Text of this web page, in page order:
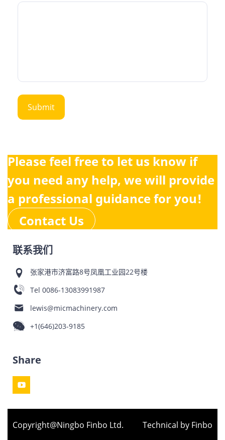
Please feel free to let us know if
you need any help, we will provide
a professional guidance for you!
Contact Us
联系我们
张家港市济富路8号凤凰工业园22号楼
Tel 0086-13083991987
lewis@micmachinery.com
+1(646)203-9185
Share
Copyright@Ningbo Finbo Ltd. Technical by Finbo